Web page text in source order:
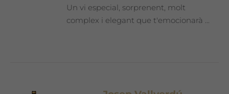
Un vi especial, sorprenent, molt
complex i elegant que t'emocionarà ...